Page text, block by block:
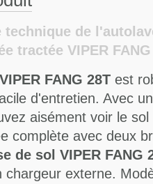
de
tractée VIPER
FANG 28T est
d'entretien. Avec
aisément voir le
complète avec deux
de sol VIPER FANG
chargeur externe.